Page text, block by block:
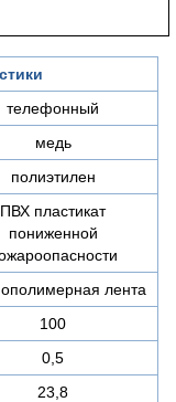
телефонный
медь
полиэтилен
ПВХ пластикат
пониженной
лента
100
0,5
23,8